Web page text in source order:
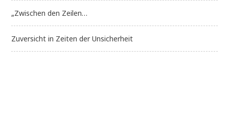
„Zwischen den Zeilen…
Zuversicht in Zeiten der Unsicherheit